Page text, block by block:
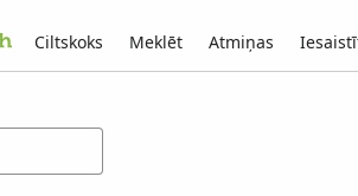
Ciltskoks Meklēt Atmiņas